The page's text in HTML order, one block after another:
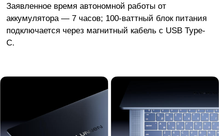
Заявленное время автономной работы от
аккумулятора — 7 часов; 100-ваттный блок питания
подключается через магнитный кабель с USB Type-
C.